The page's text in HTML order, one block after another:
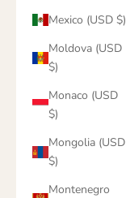
Mexico (USD $)
Moldova (USD
$)
Monaco (USD
$)
Mongolia (USD
$)
Montenegro